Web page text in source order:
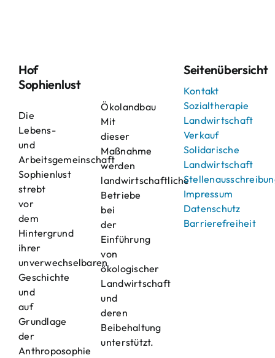
Hof
Sophienlust
Die
Lebens-
und
Arbeitsgemeinschaft
Sophienlust
strebt
vor
dem
Hintergrund
ihrer
unverwechselbaren
Geschichte
und
auf
Grundlage
der
Anthroposophie
Ökolandbau
Mit
dieser
Maßnahme
werden
landwirtschaftliche
Betriebe
bei
der
Einführung
von
ökologischer
Landwirtschaft
und
deren
Beibehaltung
unterstützt.
Seitenübersicht
Kontakt
Sozialtherapie
Landwirtschaft
Verkauf
Solidarische
Landwirtschaft
Impressum
Datenschutz
Barrierefreiheit